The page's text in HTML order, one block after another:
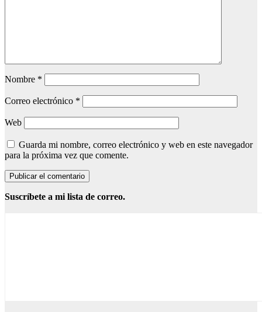
Nombre *
Correo electrónico *
Web
Guarda mi nombre, correo electrónico y web en este navegador
para la próxima vez que comente.
Suscríbete a mi lista de correo.